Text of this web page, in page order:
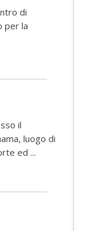
di
per la
il
luogo di
ed ...